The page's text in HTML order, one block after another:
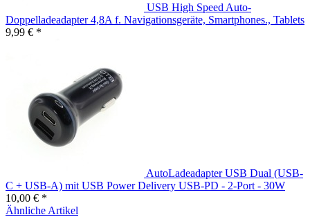
USB High Speed Auto-
Doppelladeadapter 4,8A f. Navigationsgeräte, Smartphones., Tablets
9,99 € *
AutoLadeadapter USB Dual (USB-
C + USB-A) mit USB Power Delivery USB-PD - 2-Port - 30W
10,00 € *
Ähnliche Artikel